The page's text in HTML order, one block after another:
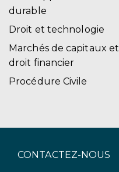
durable
Droit et technologie
Marchés de capitaux et
droit financier
Procédure Civile
CONTACTEZ-NOUS